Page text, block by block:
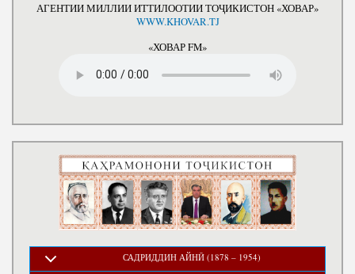
АГЕНТИИ МИЛЛИИ ИТТИЛООТИИ ТОҶИКИСТОН «ХОВАР»
WWW.KHOVAR.TJ
«ХОВАР FM»
САДРИДДИН АЙНӢ (1878 – 1954)